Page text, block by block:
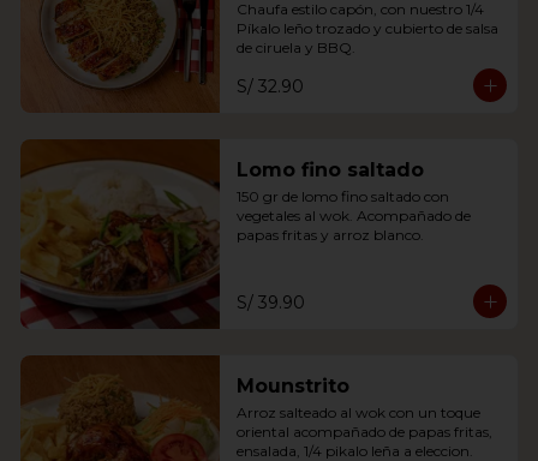
Chaufa estilo capón, con nuestro 1/4
Píkalo leño trozado y cubierto de salsa
de ciruela y BBQ.
S/ 32.90
Lomo fino saltado
150 gr de lomo fino saltado con
vegetales al wok. Acompañado de
papas fritas y arroz blanco.
S/ 39.90
Mounstrito
Arroz salteado al wok con un toque
oriental acompañado de papas fritas,
ensalada, 1/4 pikalo leña a eleccion.